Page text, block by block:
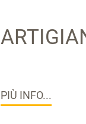
PIÙ INFO...